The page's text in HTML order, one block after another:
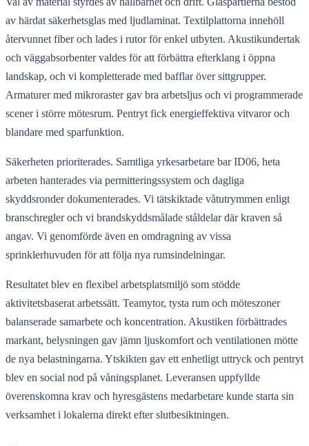
av härdat säkerhetsglas med ljudlaminat. Textilplattorna innehöll
återvunnet fiber och lades i rutor för enkel utbyten. Akustikundertak
och väggabsorbenter valdes för att förbättra efterklang i öppna
landskap, och vi kompletterade med bafflar över sittgrupper.
Armaturer med mikroraster gav bra arbetsljus och vi programmerade
scener i större mötesrum. Pentryt fick energieffektiva vitvaror och
blandare med sparfunktion.
Säkerheten prioriterades. Samtliga yrkesarbetare bar ID06, heta
arbeten hanterades via permitteringssystem och dagliga
skyddsronder dokumenterades. Vi tätskiktade våtutrymmen enligt
branschregler och vi brandskyddsmålade ståldelar där kraven så
angav. Vi genomförde även en omdragning av vissa
sprinklerhuvuden för att följa nya rumsindelningar.
Resultatet blev en flexibel arbetsplatsmiljö som stödde
aktivitetsbaserat arbetssätt. Teamytor, tysta rum och möteszoner
balanserade samarbete och koncentration. Akustiken förbättrades
markant, belysningen gav jämn ljuskomfort och ventilationen mötte
de nya belastningarna. Ytskikten gav ett enhetligt uttryck och pentryt
blev en social nod på våningsplanet. Leveransen uppfyllde
överenskomna krav och hyresgästens medarbetare kunde starta sin
verksamhet i lokalerna direkt efter slutbesiktningen.